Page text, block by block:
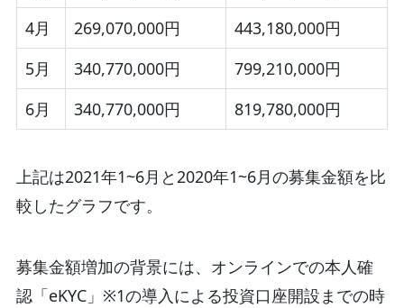
4月
269,070,000円
443,180,000円
5月
340,770,000円
799,210,000円
6月
340,770,000円 819,780,000円
上記は2021年1~6月と2020年1~6月の募集金額を比
較したグラフです。
募集金額増加の背景には、オンラインでの本人確
認「eKYC」※1の導入による投資口座開設までの時